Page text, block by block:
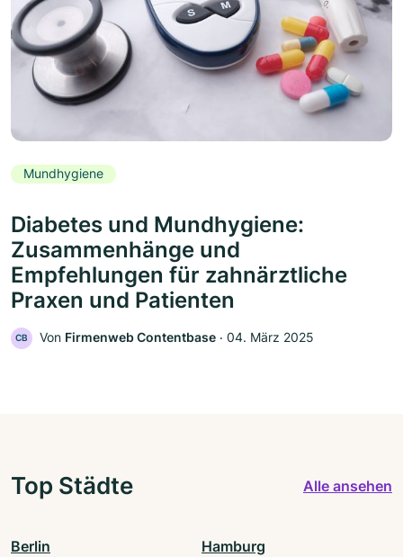
Mundhygiene
Diabetes und Mundhygiene:
Zusammenhänge und
Empfehlungen für zahnärztliche
Praxen und Patienten
CB Von Firmenweb Contentbase ‧ 04. März 2025
Top Städte Alle ansehen
Berlin Hamburg